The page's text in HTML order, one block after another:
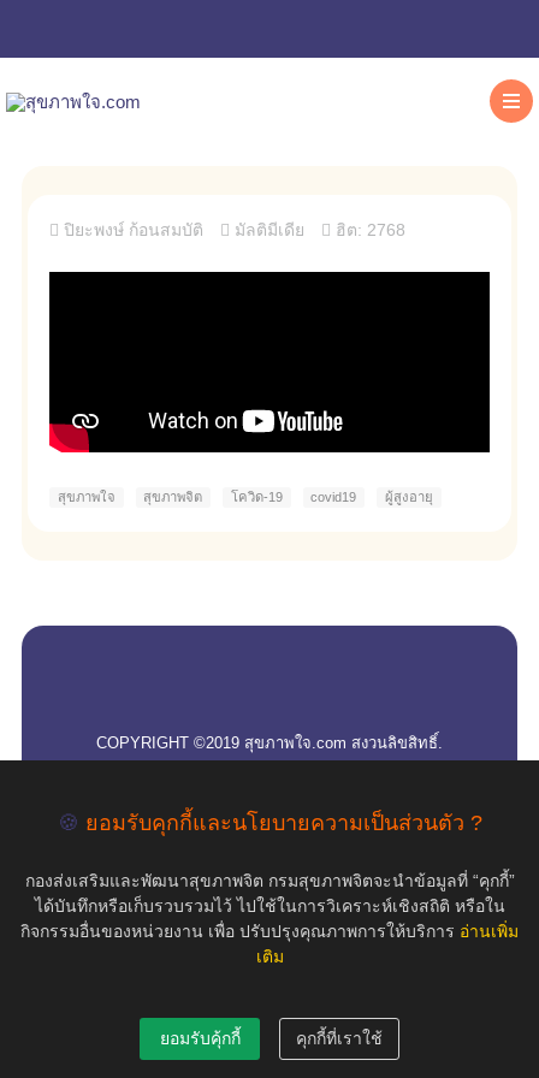
ปิยะพงษ์ ก้อนสมบัติ มัลติมีเดีย ฮิต: 2768
สุขภาพใจ สุขภาพจิต โควิด-19 covid19 ผู้สูงอายุ
COPYRIGHT ©2019 สุขภาพใจ.com สงวนลิขสิทธิ์.
🍪 ยอมรับคุกกี้และนโยบายความเป็นส่วนตัว ?
กองส่งเสริมและพัฒนาสุขภาพจิต กรมสุขภาพจิตจะนำข้อมูลที่ “คุกกี้”
ได้บันทึกหรือเก็บรวบรวมไว้ ไปใช้ในการวิเคราะห์เชิงสถิติ หรือใน
กิจกรรมอื่นของหน่วยงาน เพื่อ ปรับปรุงคุณภาพการให้บริการ อ่านเพิ่ม
เติม
ยอมรับคุ้กกี้ คุกกี้ที่เราใช้